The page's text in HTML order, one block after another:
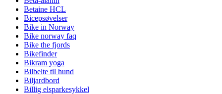
Betaine HCL
Bicepsøvelser
Bike in Norway
Bike norway faq
Bike the fjords
Bikefinder
Bikram yoga
Bilbelte til hund
Biljardbord
Billig elsparkesykkel